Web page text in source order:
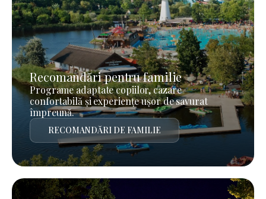
Recomandări pentru familie
Programe adaptate copiilor, cazare
confortabilă și experiențe ușor de savurat
împreună.
RECOMANDĂRI DE FAMILIE